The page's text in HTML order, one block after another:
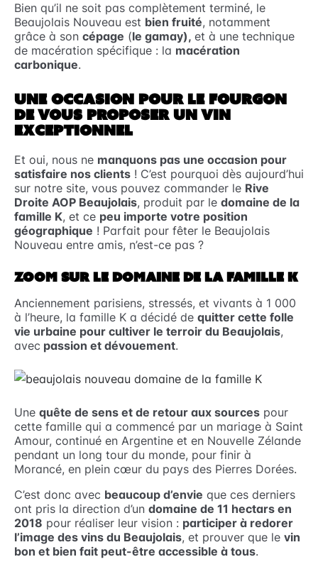
Bien qu’il ne soit pas complètement terminé, le
Beaujolais Nouveau est bien fruité, notamment
grâce à son cépage (le gamay), et à une technique
de macération spécifique : la macération
carbonique.
UNE OCCASION POUR LE FOURGON
DE VOUS PROPOSER UN VIN
EXCEPTIONNEL
Et oui, nous ne manquons pas une occasion pour
satisfaire nos clients ! C’est pourquoi dès aujourd’hui
sur notre site, vous pouvez commander le Rive
Droite AOP Beaujolais, produit par le domaine de la
famille K, et ce peu importe votre position
géographique ! Parfait pour fêter le Beaujolais
Nouveau entre amis, n’est-ce pas ?
ZOOM SUR LE DOMAINE DE LA FAMILLE K
Anciennement parisiens, stressés, et vivants à 1 000
à l’heure, la famille K a décidé de quitter cette folle
vie urbaine pour cultiver le terroir du Beaujolais,
avec passion et dévouement.
Une quête de sens et de retour aux sources pour
cette famille qui a commencé par un mariage à Saint
Amour, continué en Argentine et en Nouvelle Zélande
pendant un long tour du monde, pour finir à
Morancé, en plein cœur du pays des Pierres Dorées.
C’est donc avec beaucoup d’envie que ces derniers
ont pris la direction d’un domaine de 11 hectars en
2018 pour réaliser leur vision : participer à redorer
l’image des vins du Beaujolais, et prouver que le vin
bon et bien fait peut-être accessible à tous.